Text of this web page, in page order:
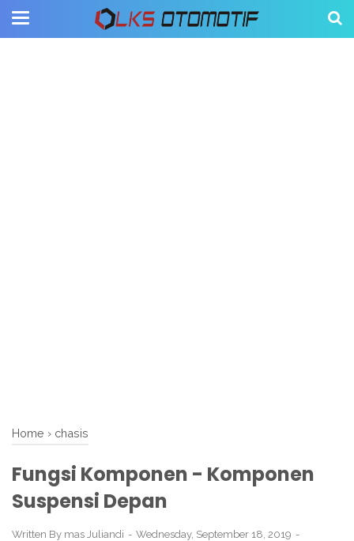
Home › chasis
Fungsi Komponen - Komponen
Suspensi Depan
Written By mas Juliandi
Wednesday, September 18, 2019